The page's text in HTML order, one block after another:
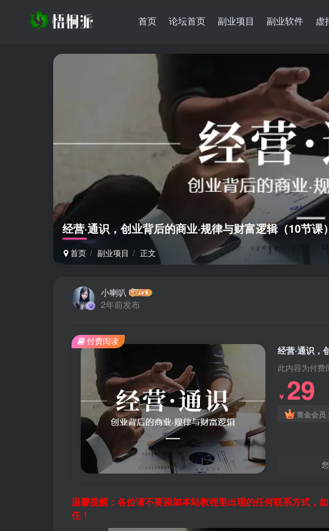
首页 论坛首页 副业项目 副业软件 虚
经营·通识，创业背后的商业·规律与财富逻辑（10节课）
首页 副业项目 正文
小喇叭
2年前发布
经营·通识，
此内容为付费
￥ 29
黄金会员
付费阅读
温馨提醒：各位请不要添加本站教程里出现的任何联系方式，
任！